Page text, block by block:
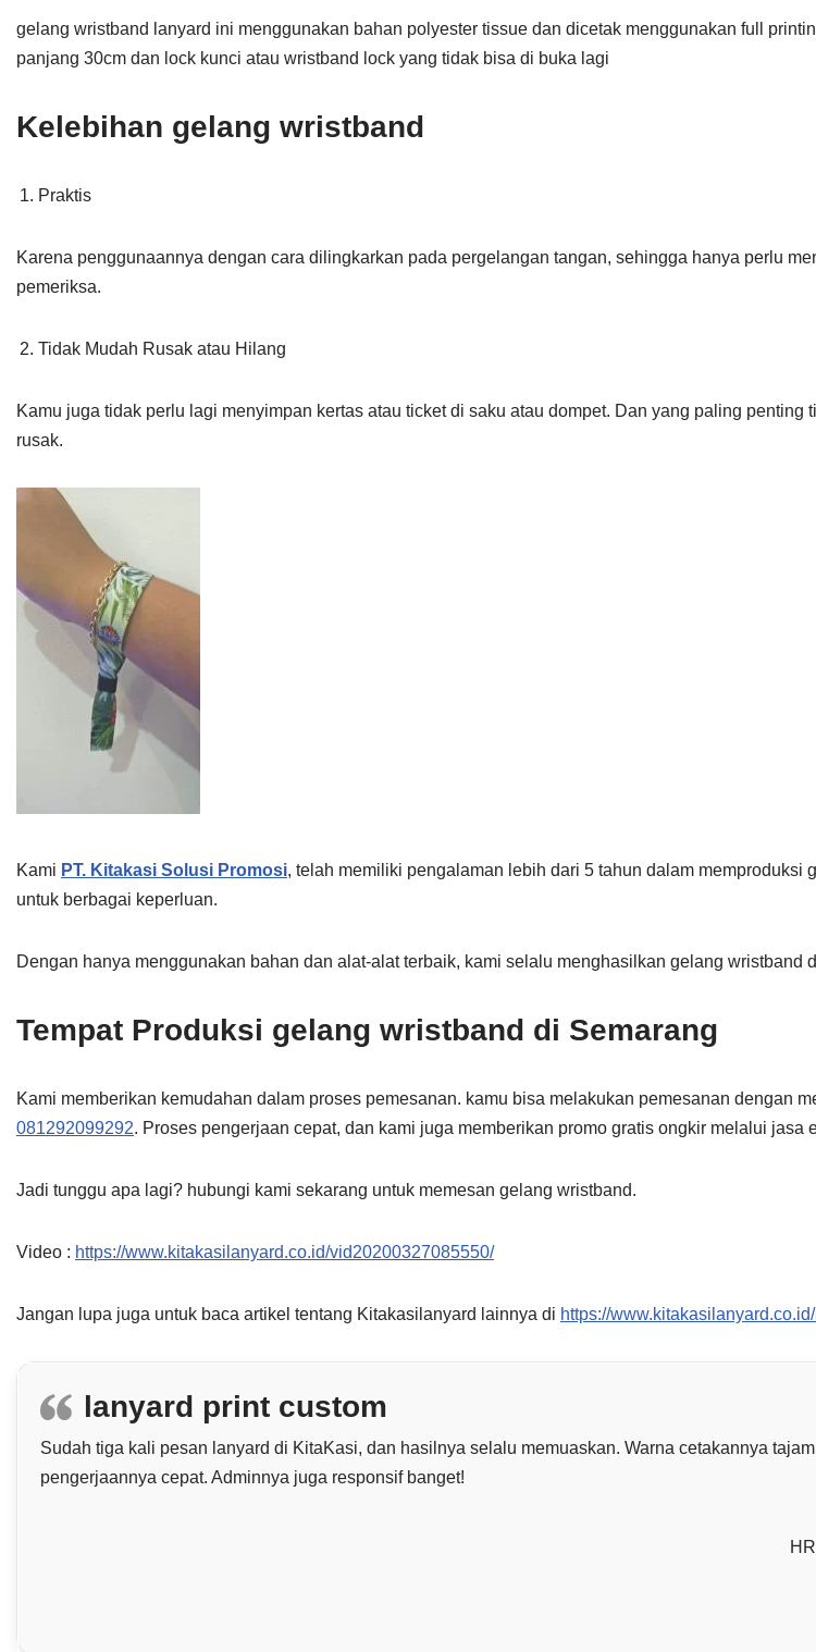
gelang wristband lanyard ini menggunakan bahan polyester tissue dan dicetak menggunakan full
panjang 30cm dan lock kunci atau wristband lock yang tidak bisa di buka lagi
Kelebihan gelang wristband
Praktis
Karena penggunaannya dengan cara dilingkarkan pada pergelangan tangan, sehingga hanya perlu
pemeriksa.
Tidak Mudah Rusak atau Hilang
Kamu juga tidak perlu lagi menyimpan kertas atau ticket di saku atau dompet. Dan yang paling penting
rusak.
Kami PT. Kitakasi Solusi Promosi, telah memiliki pengalaman lebih dari 5 tahun dalam memproduksi
untuk berbagai keperluan.
Dengan hanya menggunakan bahan dan alat-alat terbaik, kami selalu menghasilkan gelang wristband
Tempat Produksi gelang wristband di Semarang
Kami memberikan kemudahan dalam proses pemesanan. kamu bisa melakukan pemesanan dengan
081292099292. Proses pengerjaan cepat, dan kami juga memberikan promo gratis ongkir melalui jasa
Jadi tunggu apa lagi? hubungi kami sekarang untuk memesan gelang wristband.
Video : https://www.kitakasilanyard.co.id/vid20200327085550/
Jangan lupa juga untuk baca artikel tentang Kitakasilanyard lainnya di https://
lanyard print custom
Sudah tiga kali pesan lanyard di KitaKasi, dan hasilnya selalu memuaskan. Warna cetakannya
pengerjaannya cepat. Adminnya juga responsif banget!